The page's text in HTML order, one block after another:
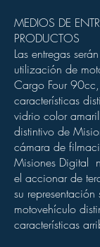
MEDIOS DE
PRODUCTOS
Las entregas
utilización de
Cargo Four
características
vidrio color
distintivo de
cámara de
Misiones Digital
el accionar de
su
motovehículo
características